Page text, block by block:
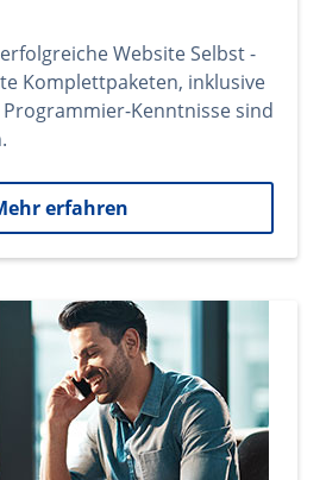
Website Selbst -
Komplettpaketen, inklusive
Kenntnisse sind
erfahren